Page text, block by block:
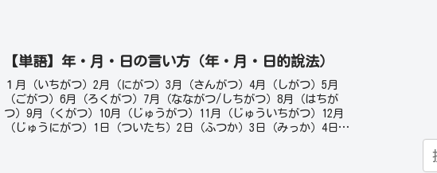
【単語】年・月・日の言い方（年・月・日的說法）
１月（いちがつ）2月（にがつ）3月（さんがつ）4月（しがつ）5月
（ごがつ）6月（ろくがつ）7月（なながつ/しちがつ）8月（はちが
つ）9月（くがつ）10月（じゅうがつ）11月（じゅういちがつ）12月
（じゅうにがつ）1日（ついたち）2日（ふつか）3日（みっか）4日